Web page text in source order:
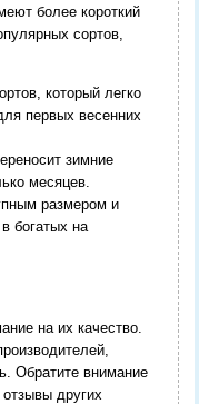
более короткий
сортов,
который легко
первых весенних
зимние
месяцев.
размером и
богатых на
на их качество.
Обратите внимание
других